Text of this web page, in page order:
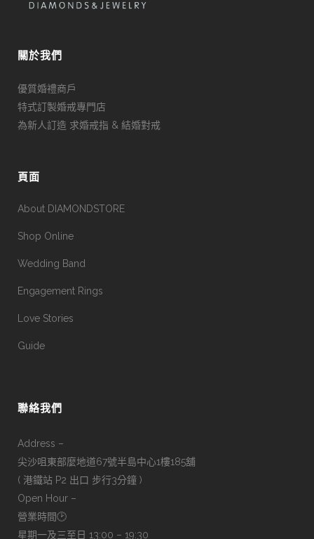
關於我們
優質婚禮商戶
特式訂製婚戒專門店
為新人訂造 求婚戒指 & 結婚對戒
頁面
About DIAMONDSTORE
Shop Online
Wedding Band
Engagement Rings
Love Stories
Guide
聯絡我們
Address –
尖沙咀東部麼地道67號半島中心1樓185舖
( 港鐵站 P2 出口 步行3分鐘 )
Open Hour –
營業時間🕑
星期一及三至日 13:00 – 19:30